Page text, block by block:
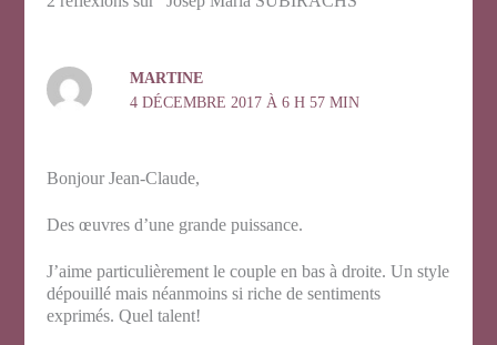
MARTINE
4 DÉCEMBRE 2017 À 6 H 57 MIN
Bonjour Jean-Claude,
Des œuvres d’une grande puissance.
J’aime particulièrement le couple en bas à droite. Un style
dépouillé mais néanmoins si riche de sentiments
exprimés. Quel talent!